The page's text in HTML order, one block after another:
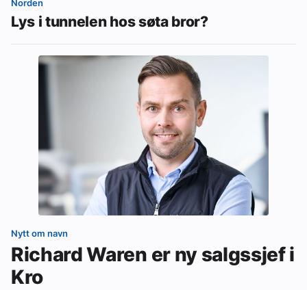
Norden
Lys i tunnelen hos søta bror?
Nytt om navn
Richard Waren er ny salgssjef i
Kro